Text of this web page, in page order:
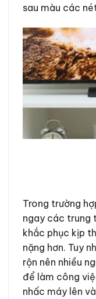
sau màu các
Trong trường
ngay các trung
khắc phục kịp
nặng hơn. Tuy
rộn nên nhiều
để làm công
nhấc máy lên